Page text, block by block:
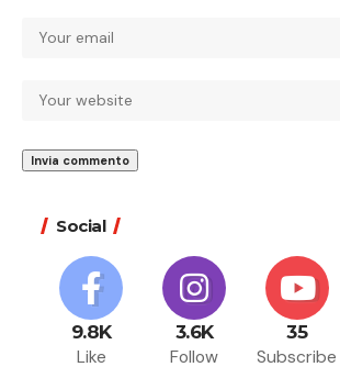
Social
9.8K
Like
3.6K
Follow
35
Subscribe